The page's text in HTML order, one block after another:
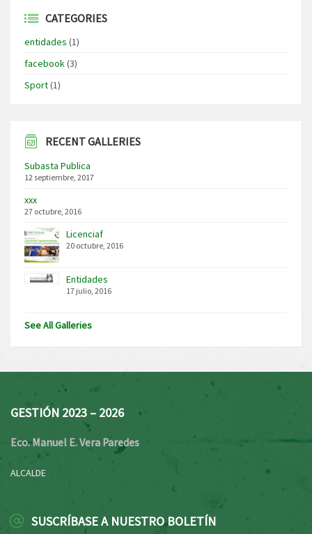
CATEGORIES
entidades (1)
facebook(3)
Sport(1)
RECENT GALLERIES
Subasta Publica
12 septiembre, 2017
xxx
27 octubre, 2016
Licenciaf
20 octubre, 2016
Entidades
17 julio, 2016
See All Galleries
GESTIÓN 2023 – 2026
Eco. Manuel E. Vera Paredes
ALCALDE
SUSCRÍBASE A NUESTRO BOLETÍN